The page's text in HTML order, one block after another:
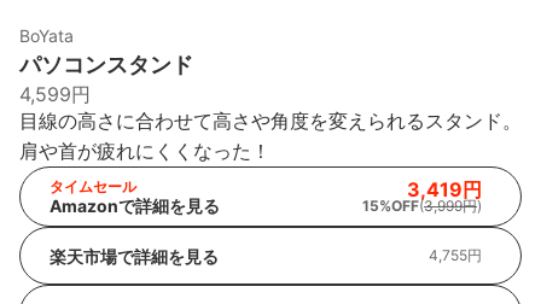
BoYata
パソコンスタンド
4,599円
目線の高さに合わせて高さや角度を変えられるスタンド。
肩や首が疲れにくくなった！
タイムセール
Amazonで詳細を見る
3,419円
15%OFF(3,999円)
楽天市場で詳細を見る 4,755円